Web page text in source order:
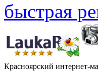
быстрая
Красноярский интернет-